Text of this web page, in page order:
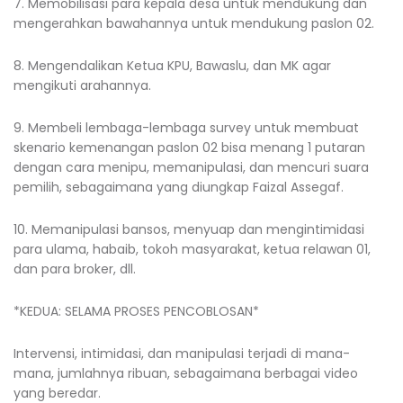
mengerahkan bawahannya untuk mendukung paslon 02.
8. Mengendalikan Ketua KPU, Bawaslu, dan MK agar
mengikuti arahannya.
9. Membeli lembaga-lembaga survey untuk membuat
skenario kemenangan paslon 02 bisa menang 1 putaran
dengan cara menipu, memanipulasi, dan mencuri suara
pemilih, sebagaimana yang diungkap Faizal Assegaf.
10. Memanipulasi bansos, menyuap dan mengintimidasi
para ulama, habaib, tokoh masyarakat, ketua relawan 01,
dan para broker, dll.
*KEDUA: SELAMA PROSES PENCOBLOSAN*
Intervensi, intimidasi, dan manipulasi terjadi di mana-
mana, jumlahnya ribuan, sebagaimana berbagai video
yang beredar.